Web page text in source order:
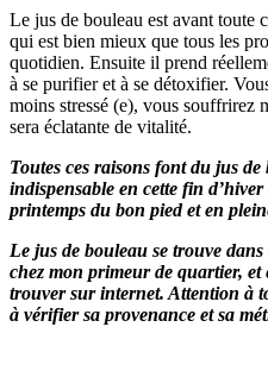
Le jus de bouleau est avant toute
qui est bien mieux que tous les
quotidien. Ensuite il prend
à se purifier et à se détoxifier.
moins stressé (e), vous souffrirez
sera éclatante de vitalité.
Toutes ces raisons font du jus
indispensable en cette fin
printemps du bon pied et en
Le jus de bouleau se trouve
chez mon primeur de quartier, et
trouver sur internet. Attention à
à vérifier sa provenance et sa